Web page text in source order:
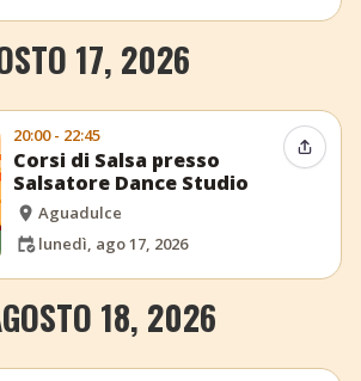
17, 2026
20:00 - 22:45
Corsi di Salsa presso
Salsatore Dance Studio
Aguadulce
lunedì, ago 17, 2026
18, 2026